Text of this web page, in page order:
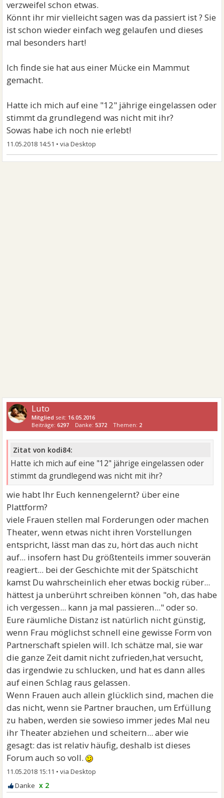
verzweifel schon etwas.
Könnt ihr mir vielleicht sagen was da passiert ist ? Sie
ist schon wieder einfach weg gelaufen und dieses
mal besonders hart!
Ich finde sie hat aus einer Mücke ein Mammut
gemacht.
Hatte ich mich auf eine "12" jährige eingelassen oder
stimmt da grundlegend was nicht mit ihr?
Sowas habe ich noch nie erlebt!
11.05.2018 14:51 •
Luto
Mitglied seit: 16.05.2016
Beiträge:6297 Danke:5372 Themen: 2
Zitat von kodi84:
Hatte ich mich auf eine "12" jährige eingelassen oder
stimmt da grundlegend was nicht mit ihr?
wie habt Ihr Euch kennengelernt? über eine
Plattform?
viele Frauen stellen mal Forderungen oder machen
Theater, wenn etwas nicht ihren Vorstellungen
entspricht, lässt man das zu, hört das auch nicht
auf... insofern hast Du größtenteils immer souverän
reagiert... bei der Geschichte mit der Spätschicht
kamst Du wahrscheinlich eher etwas bockig rüber...
hättest ja unberührt schreiben können "oh, das habe
ich vergessen... kann ja mal passieren..." oder so.
Eure räumliche Distanz ist natürlich nicht günstig,
wenn Frau möglichst schnell eine gewisse Form von
Partnerschaft spielen will. Ich schätze mal, sie war
die ganze Zeit damit nicht zufrieden,hat versucht,
das irgendwie zu schlucken, und hat es dann alles
auf einen Schlag raus gelassen.
Wenn Frauen auch allein glücklich sind, machen die
das nicht, wenn sie Partner brauchen, um Erfüllung
zu haben, werden sie sowieso immer jedes Mal neu
ihr Theater abziehen und scheitern... aber wie
gesagt: das ist relativ häufig, deshalb ist dieses
Forum auch so voll.
11.05.2018 15:11 •
x 2